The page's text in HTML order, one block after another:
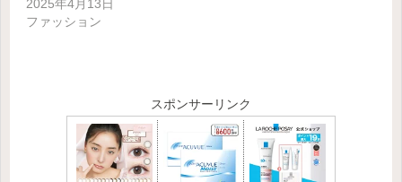
2025年4月13日
ファッション
スポンサーリンク